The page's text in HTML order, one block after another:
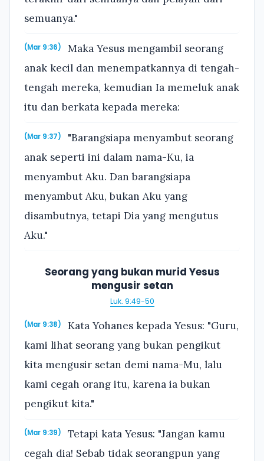
semuanya."
(Mar 9:36)
Maka Yesus mengambil seorang
anak kecil dan menempatkannya di tengah-
tengah mereka, kemudian Ia memeluk anak
itu dan berkata kepada mereka:
(Mar 9:37)
"Barangsiapa menyambut seorang
anak seperti ini dalam nama-Ku, ia
menyambut Aku. Dan barangsiapa
menyambut Aku, bukan Aku yang
disambutnya, tetapi Dia yang mengutus
Aku."
Seorang yang bukan murid Yesus
mengusir setan
Luk. 9:49-50
(Mar 9:38)
Kata Yohanes kepada Yesus: "Guru,
kami lihat seorang yang bukan pengikut
kita mengusir setan demi nama-Mu, lalu
kami cegah orang itu, karena ia bukan
pengikut kita."
(Mar 9:39)
Tetapi kata Yesus: "Jangan kamu
cegah dia! Sebab tidak seorangpun yang